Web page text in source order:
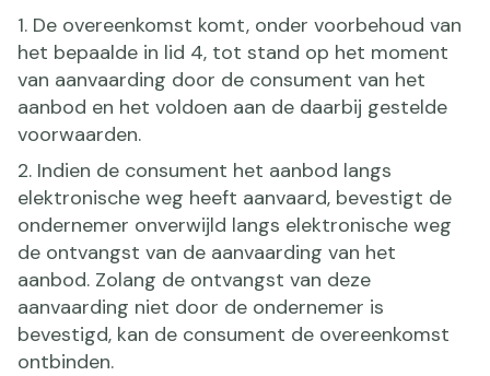
1. De overeenkomst komt, onder voorbehoud van
het bepaalde in lid 4, tot stand op het moment
van aanvaarding door de consument van het
aanbod en het voldoen aan de daarbij gestelde
voorwaarden.
2. Indien de consument het aanbod langs
elektronische weg heeft aanvaard, bevestigt de
ondernemer onverwijld langs elektronische weg
de ontvangst van de aanvaarding van het
aanbod. Zolang de ontvangst van deze
aanvaarding niet door de ondernemer is
bevestigd, kan de consument de overeenkomst
ontbinden.